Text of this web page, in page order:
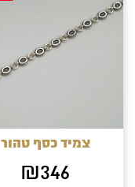
צמיד כסף טהור
₪346